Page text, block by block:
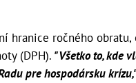
hranice ročného
(DPH). "Všetko to, kde
pre hospodársku